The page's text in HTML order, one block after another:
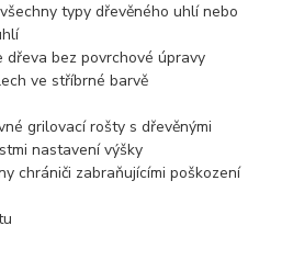
typy dřevěného uhlí nebo
dřeva bez povrchové úpravy
ve stříbrné barvě
grilovací rošty s dřevěnými
nastavení výšky
chrániči zabraňujícími poškození